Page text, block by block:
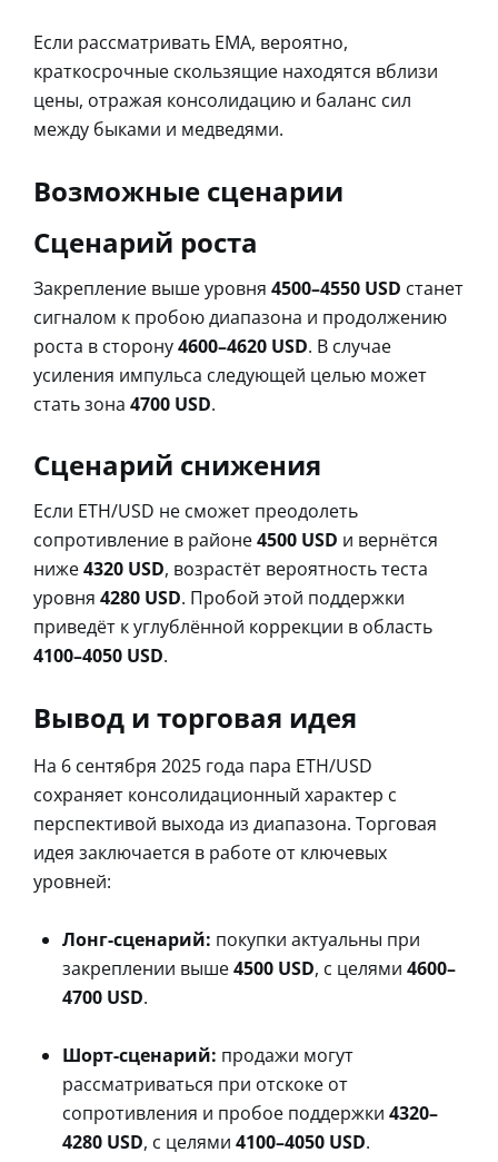
Если рассматривать EMA, вероятно,
краткосрочные скользящие находятся вблизи
цены, отражая консолидацию и баланс сил
между быками и медведями.
Возможные сценарии
Сценарий роста
Закрепление выше уровня 4500–4550 USD станет
сигналом к пробою диапазона и продолжению
роста в сторону4600–4620 USD. В случае
усиления импульса следующей целью может
стать зона 4700 USD.
Сценарий снижения
Если ETH/USD не сможет преодолеть
сопротивление в районе4500 USD и вернётся
ниже4320 USD, возрастёт вероятность теста
уровня 4280 USD. Пробой этой поддержки
приведёт к углублённой коррекции в область
4100–4050 USD.
Вывод и торговая идея
На 6 сентября 2025 года пара ETH/USD
сохраняет консолидационный характер с
перспективой выхода из диапазона. Торговая
идея заключается в работе от ключевых
уровней:
Лонг-сценарий: покупки актуальны при
закреплении выше4500 USD, с целями 4600–
4700 USD.
Шорт-сценарий: продажи могут
рассматриваться при отскоке от
сопротивления и пробое поддержки 4320–
4280 USD, с целями 4100–4050 USD.